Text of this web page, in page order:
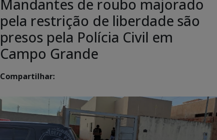
Mandantes de roubo majorado
pela restrição de liberdade são
presos pela Polícia Civil em
Campo Grande
Compartilhar: